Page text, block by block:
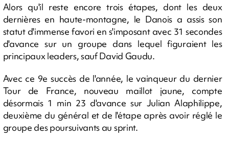
Alors qu'il reste encore trois étapes, dont les deux
dernières en haute-montagne, le Danois a assis son
statut d'immense favori en s'imposant avec 31 secondes
d'avance sur un groupe dans lequel figuraient les
principaux leaders, sauf David Gaudu.
Avec ce 9e succès de l'année, le vainqueur du dernier
Tour de France, nouveau maillot jaune, compte
désormais 1 min 23 d'avance sur Julian Alaphilippe,
deuxième du général et de l'étape après avoir réglé le
groupe des poursuivants au sprint.